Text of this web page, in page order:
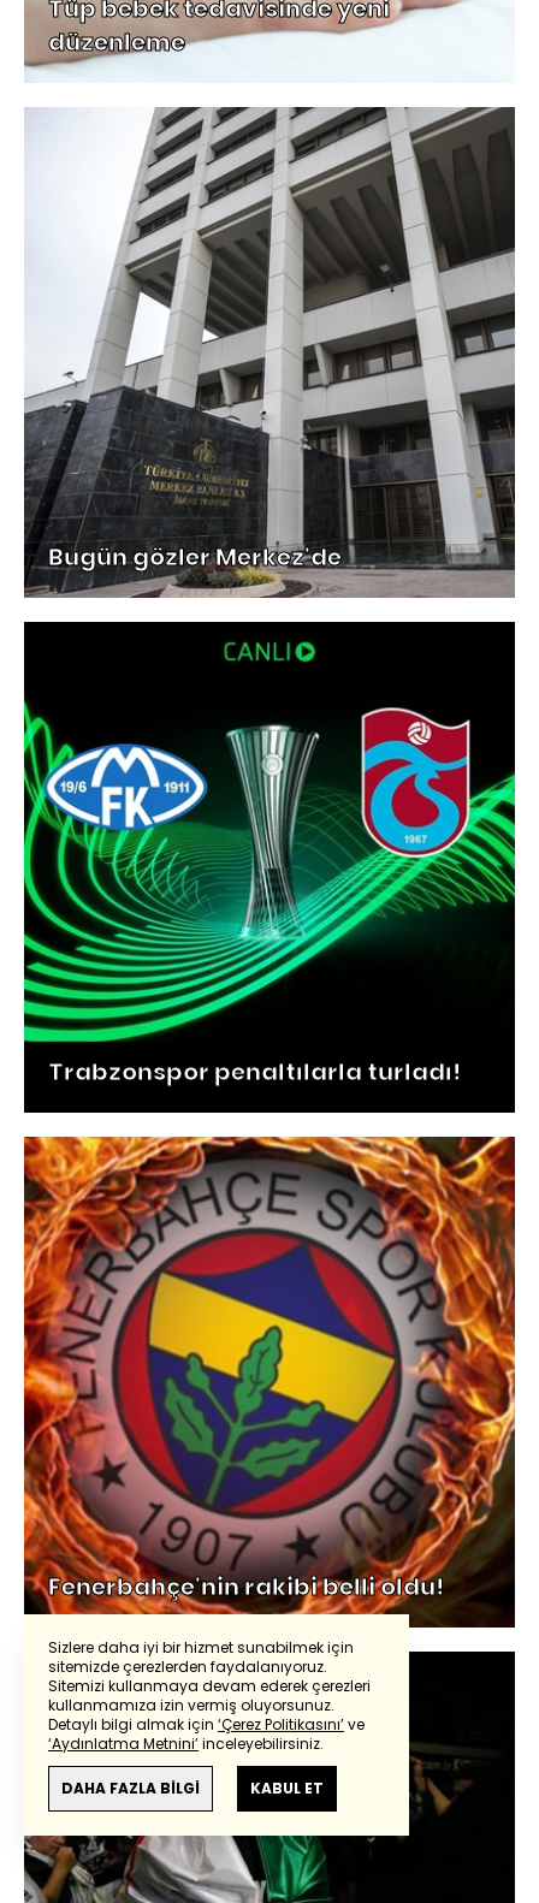
Tüp bebek tedavisinde yeni
düzenleme
Bugün gözler Merkez'de
Trabzonspor penaltılarla turladı!
Fenerbahçe'nin rakibi belli oldu!
Sizlere daha iyi bir hizmet sunabilmek için
sitemizde çerezlerden faydalanıyoruz.
Sitemizi kullanmaya devam ederek çerezleri
kullanmamıza izin vermiş oluyorsunuz.
Detaylı bilgi almak için ‘Çerez Politikasını’ve
‘Aydınlatma Metnini’inceleyebilirsiniz.
DAHA FAZLA BİLGİ KABUL ET